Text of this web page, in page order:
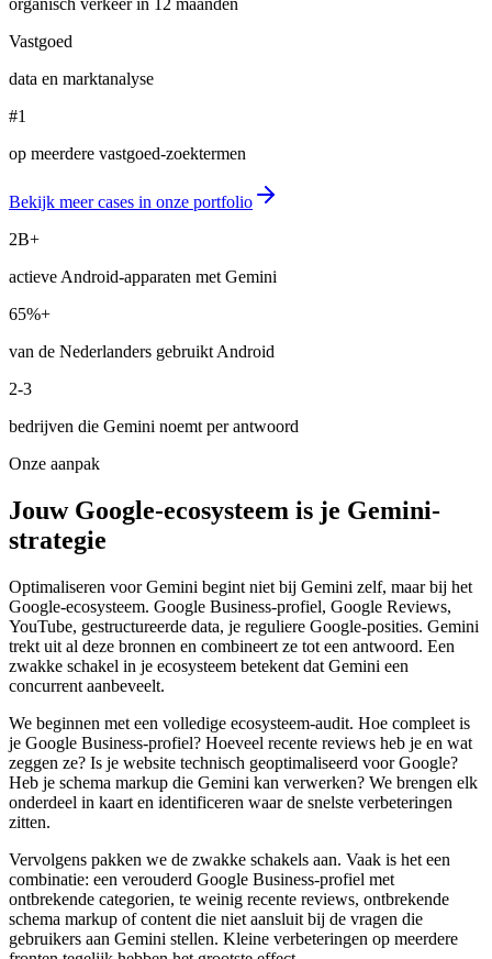
organisch verkeer in 12 maanden
Vastgoed
data en marktanalyse
#1
op meerdere vastgoed-zoektermen
Bekijk meer cases in onze portfolio
2B+
actieve Android-apparaten met Gemini
65%+
van de Nederlanders gebruikt Android
2-3
bedrijven die Gemini noemt per antwoord
Onze aanpak
Jouw Google-ecosysteem is je Gemini-
strategie
Optimaliseren voor Gemini begint niet bij Gemini zelf, maar bij het
Google-ecosysteem. Google Business-profiel, Google Reviews,
YouTube, gestructureerde data, je reguliere Google-posities. Gemini
trekt uit al deze bronnen en combineert ze tot een antwoord. Een
zwakke schakel in je ecosysteem betekent dat Gemini een
concurrent aanbeveelt.
We beginnen met een volledige ecosysteem-audit. Hoe compleet is
je Google Business-profiel? Hoeveel recente reviews heb je en wat
zeggen ze? Is je website technisch geoptimaliseerd voor Google?
Heb je schema markup die Gemini kan verwerken? We brengen elk
onderdeel in kaart en identificeren waar de snelste verbeteringen
zitten.
Vervolgens pakken we de zwakke schakels aan. Vaak is het een
combinatie: een verouderd Google Business-profiel met
ontbrekende categorien, te weinig recente reviews, ontbrekende
schema markup of content die niet aansluit bij de vragen die
gebruikers aan Gemini stellen. Kleine verbeteringen op meerdere